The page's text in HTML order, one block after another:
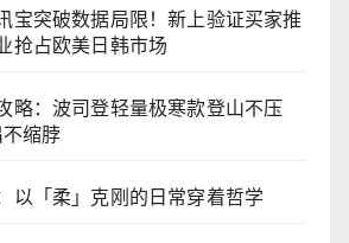
宝突破数据局限！新上验证买家推
抢占欧美日韩市场
略：波司登轻量极寒款登山不压
缩脖
以「柔」克刚的日常穿着哲学